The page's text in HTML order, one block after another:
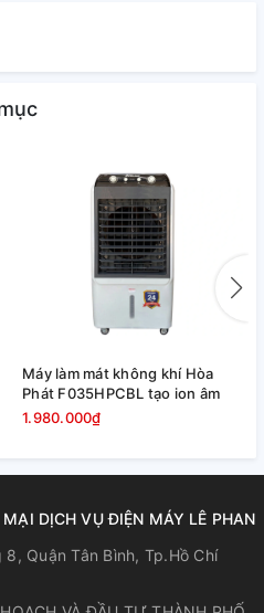
SHD7759
Máy làm mát không khí Hòa
Phát F035HPCBL tạo ion âm
1.980.000₫
DỊCH VỤ ĐIỆN MÁY LÊ PHAN
Quận Tân Bình, Tp.Hồ Chí